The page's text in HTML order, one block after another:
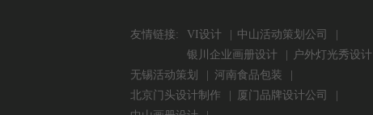
友情链接: VI设计
中山活动策划公司
银川企业画册设计
户外灯光秀设计
无锡活动策划
河南食品包装
北京门头设计制作
厦门品牌设计公司